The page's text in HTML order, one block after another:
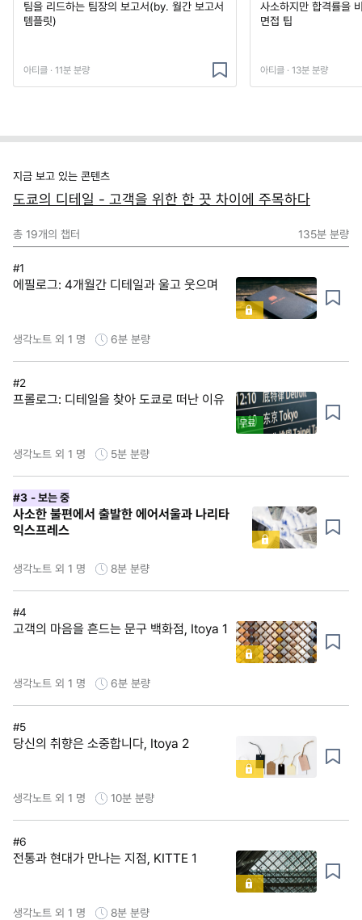
팀을 리드하는 팀장의 보고서(by. 월간 보고서
템플릿)
아티클 · 11분 분량
사소하지만 합격률을
면접 팁
아티클 · 13분 분량
지금 보고 있는 콘텐츠
도쿄의 디테일 - 고객을 위한 한 끗 차이에 주목하다
총 19개의 챕터 135분 분량
#1
에필로그: 4개월간 디테일과 울고 웃으며
생각노트 외 1 명 6분 분량
#2
프롤로그: 디테일을 찾아 도쿄로 떠난 이유
무료
생각노트 외 1 명 5분 분량
#3 - 보는 중
사소한 불편에서 출발한 에어서울과 나리타
익스프레스
생각노트 외 1 명 8분 분량
#4
고객의 마음을 흔드는 문구 백화점, Itoya 1
생각노트 외 1 명 6분 분량
#5
당신의 취향은 소중합니다, Itoya 2
생각노트 외 1 명 10분 분량
#6
전통과 현대가 만나는 지점, KITTE 1
생각노트 외 1 명 8분 분량